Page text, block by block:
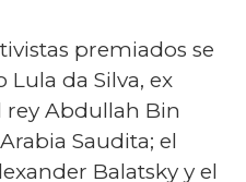
premiados se
da Silva, ex
rey Abdullah Bin
Saudita; el
Balatsky y el